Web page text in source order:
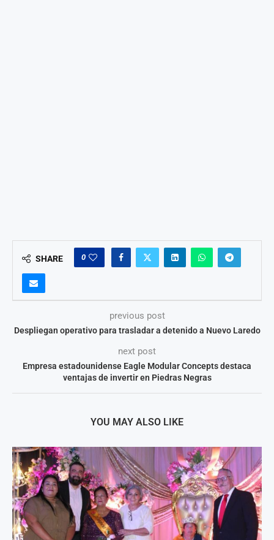
SHARE 0
previous post
Despliegan operativo para trasladar a detenido a Nuevo Laredo
next post
Empresa estadounidense Eagle Modular Concepts destaca
ventajas de invertir en Piedras Negras
YOU MAY ALSO LIKE